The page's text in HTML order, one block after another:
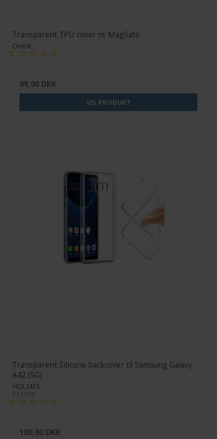
Transparent TPU cover m. MagSafe
Orient
99,00 DKK
VIS PRODUKT
Transparent Silicone backcover til Samsung Galaxy
A42 (5G)
HOLMES
111109
100,00 DKK